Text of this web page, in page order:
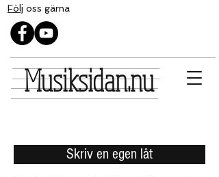
Följ oss gärna
Musiksidan.nu
Skriv en egen låt